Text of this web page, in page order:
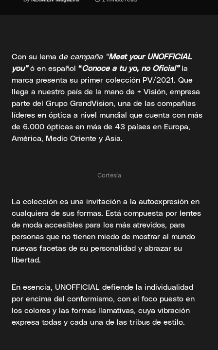
Con su lema de campaña “Meet your UNOFFICIAL
you”ó en español “Conoce a tu yo, no Oficial”la
marca presenta su primer colección PV/2021. Que
llega a nuestro país de la mano de + Visión, empresa
parte del Grupo GrandVision, una de las compañías
líderes en óptica a nivel mundial que cuenta con más
de 6.000 ópticas en más de 43 países en Europa,
América, Medio Oriente y Asia.
Cortesía
La colección es una invitación a la autoexpresión en
cualquiera de sus formas. Está compuesta por lentes
de moda accesibles para los más atrevidos, para
personas que no tienen miedo de mostrar al mundo
nuevas facetas de su personalidad y abrazar su
libertad.
En esencia, UNOFFICIAL defiende la individualidad
por encima del conformismo, con el foco puesto en
los colores y las formas llamativas, cuya vibración
expresa todas y cada una de las tribus de estilo.